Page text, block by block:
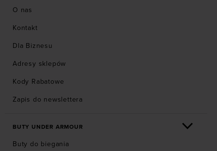
O nas
Kontakt
Dla Biznesu
Adresy sklepów
Kody Rabatowe
Zapis do newslettera
BUTY UNDER ARMOUR
Buty do biegania